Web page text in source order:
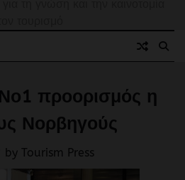
προορισμός η
Νορβηγούς
by Tourism Press